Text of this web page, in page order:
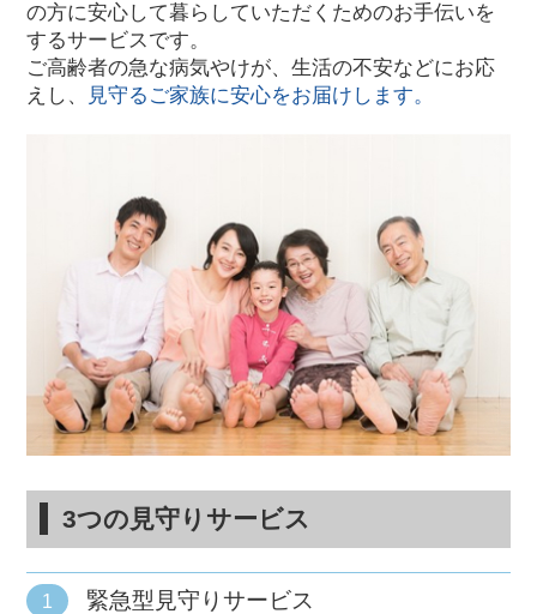
の方に安心して暮らしていただくためのお手伝いを
するサービスです。
ご高齢者の急な病気やけが、生活の不安などにお応
えし、
見守るご家族に安心をお届けします。
3つの見守りサービス
1 緊急型見守りサービス